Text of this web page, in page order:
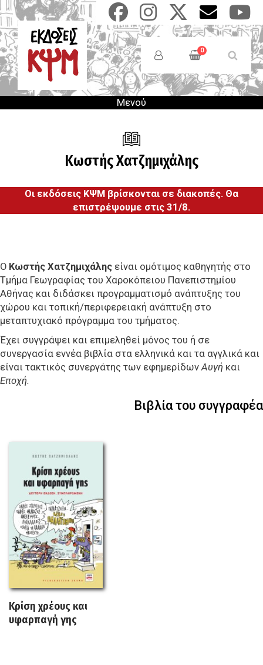
Παράκαμψη
προς
το
κυρίως
περιεχόμενο
Users
Menu
0
Μενού
Κωστής Χατζημιχάλης
Οι εκδόσεις ΚΨΜ βρίσκονται σε διακοπές. Θα
επιστρέψουμε στις 31/8.
Ο Κωστής Χατζημιχάλης είναι ομότιμος καθηγητής στο
Τμήμα Γεωγραφίας του Χαροκόπειου Πανεπιστημίου
Αθήνας και διδάσκει προγραμματισμό ανάπτυξης του
χώρου και τοπική/περιφερειακή ανάπτυξη στο
μεταπτυχιακό πρόγραμμα του τμήματος.
Έχει συγγράψει και επιμεληθεί μόνος του ή σε
συνεργασία εννέα βιβλία στα ελληνικά και τα αγγλικά και
είναι τακτικός συνεργάτης των εφημερίδωνΑυγή και
Εποχή.
Βιβλία του συγγραφέα
Κρίση χρέους και
υφαρπαγή γης